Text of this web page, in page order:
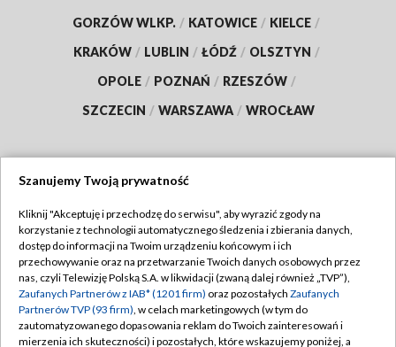
GORZÓW WLKP. / KATOWICE / KIELCE /
KRAKÓW / LUBLIN / ŁÓDŹ / OLSZTYN /
OPOLE / POZNAŃ / RZESZÓW /
SZCZECIN / WARSZAWA / WROCŁAW
TVP
Abonament TVP
Emisja w TVP
Centrum informacji TVP
Regulamin TVP
Polityka prywatności
Moje zgody
Szanujemy Twoją prywatność
Kliknij "Akceptuję i przechodzę do serwisu", aby wyrazić zgody na
korzystanie z technologii automatycznego śledzenia i zbierania danych,
dostęp do informacji na Twoim urządzeniu końcowym i ich
przechowywanie oraz na przetwarzanie Twoich danych osobowych przez
nas, czyli Telewizję Polską S.A. w likwidacji (zwaną dalej również „TVP”),
Zaufanych Partnerów z IAB* (1201 firm) oraz pozostałych Zaufanych
Partnerów TVP (93 firm), w celach marketingowych (w tym do
zautomatyzowanego dopasowania reklam do Twoich zainteresowań i
mierzenia ich skuteczności) i pozostałych, które wskazujemy poniżej, a